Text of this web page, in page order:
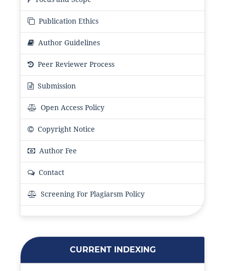
Publication Ethics
Author Guidelines
Peer Reviewer Process
Submission
Open Access Policy
Copyright Notice
Author Fee
Contact
Screening For Plagiarsm Policy
CURRENT INDEXING